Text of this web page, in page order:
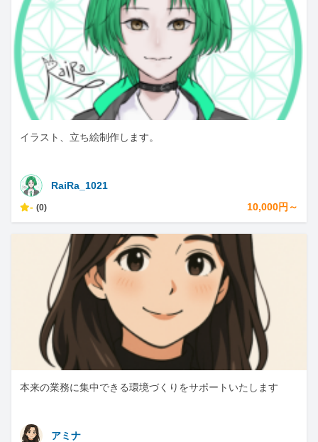
イラスト、立ち絵制作します。
RaiRa_1021
- (0) 10,000円～
本来の業務に集中できる環境づくりをサポートいたします
アミナ